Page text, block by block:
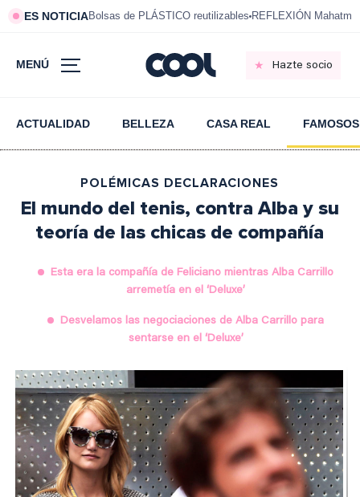
ES NOTICIABolsas de PLÁSTICO reutilizables REFLEXIÓN
MENÚ Hazte socio
ACTUALIDAD BELLEZA CASA REAL FAMOSOS
POLÉMICAS DECLARACIONES
El mundo del tenis, contra Alba y su
teoría de las chicas de compañía
Esta era la compañía de Feliciano mientras Alba Carrillo
arremetía en el ‘Deluxe’
Desvelamos las negociaciones de Alba Carrillo para
sentarse en el ‘Deluxe’